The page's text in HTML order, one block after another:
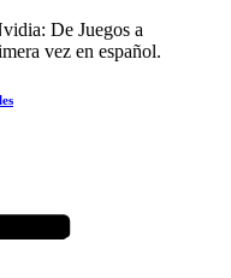
De Juegos a
vez en español.